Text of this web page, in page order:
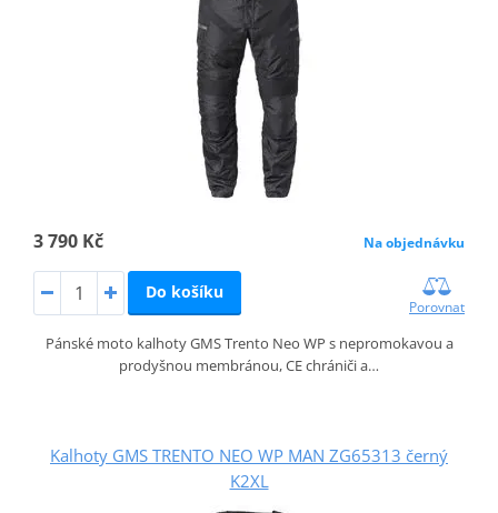
3 790 Kč Na objednávku
Do košíku
Porovnat
Pánské moto kalhoty GMS Trento Neo WP s nepromokavou a
prodyšnou membránou, CE chrániči a…
Kalhoty GMS TRENTO NEO WP MAN ZG65313 černý
K2XL